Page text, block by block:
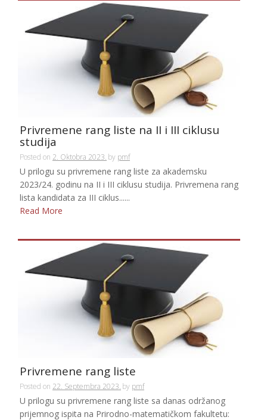
Privremene rang liste na II i III ciklusu
studija
Posted on 2. Oktobra 2023. by pmf
U prilogu su privremene rang liste za akademsku
2023/24. godinu na II i III ciklusu studija. Privremena rang
lista kandidata za III ciklus......
Read More
Privremene rang liste
Posted on 22. Septembra 2023. by pmf
U prilogu su privremene rang liste sa danas održanog
prijemnog ispita na Prirodno-matematičkom fakultetu: